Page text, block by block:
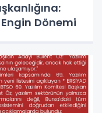
Dönemi